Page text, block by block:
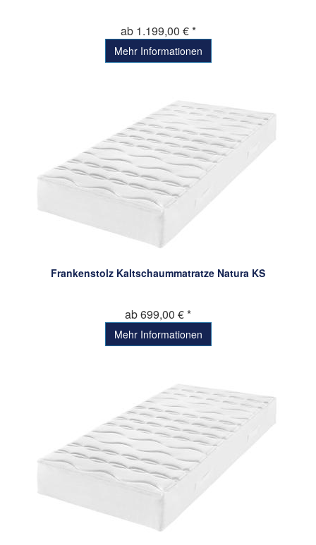
ab 1.199,00 € *
Mehr Informationen
Frankenstolz Kaltschaummatratze Natura KS
ab 699,00 € *
Mehr Informationen